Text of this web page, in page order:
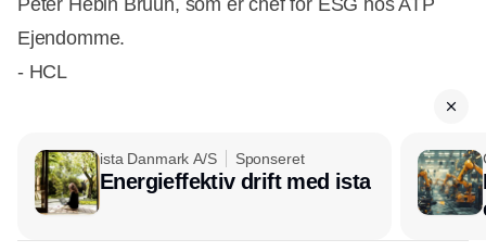
Peter Hebin Bruun, som er chef for ESG hos ATP
Ejendomme.
- HCL
ista Danmark A/S Sponseret
Energieffektiv drift med ista